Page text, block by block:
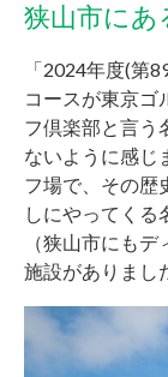
狭山市にあ
「2024年度(第
コースが東京ゴ
フ倶楽部と言う
ないように感じ
フ場で、その歴
しにやってくる
（狭山市にも
施設がありまし